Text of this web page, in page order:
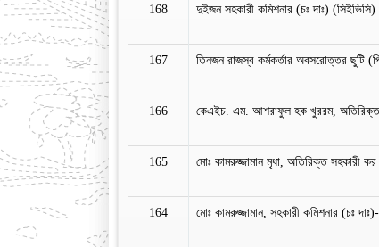
168 দুইজন সহকারী কমিশনার (চঃ দাঃ)
167 তিনজন রাজস্ব কর্মকর্তার অবসরোত্তর ছুটি
166 কেএইচ. এম. আশরাফুল হক খুররম,
165 মোঃ কামরুজ্জামান মৃধা, অতিরিক্ত সহকারী
164 মোঃ কামরুজ্জামান, সহকারী কমিশনার (চঃ